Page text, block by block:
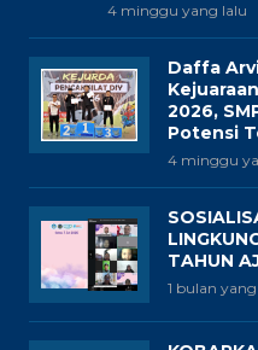
4 minggu yang lalu
Daffa
2026,
Potensi
4 minggu
TAHUN
1 bulan